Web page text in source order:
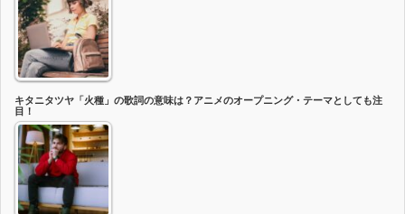
キタニタツヤ「火種」の歌詞の意味は？アニメのオープニング・テーマとしても注
目！